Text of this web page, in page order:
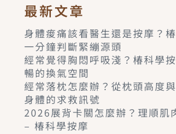
最新文章
身體痠痛該看醫生還是按摩？
一分鐘判斷緊繃源頭
經常覺得胸悶呼吸淺？椿科學
暢的換氣空間
經常落枕怎麼辦？從枕頭高度
身體的求救訊號
2026展背卡關怎麼辦？理順肌
– 椿科學按摩